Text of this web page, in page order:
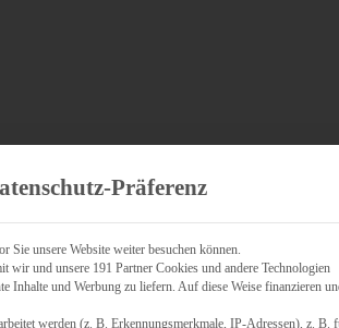
Präferenz
unsere Website weiter besuchen können.
und unsere 191 Partner Cookies und andere Technologien
Inhalte und Werbung zu liefern. Auf diese Weise finanzieren
werden (z. B. Erkennungsmerkmale, IP-Adressen), z. B.